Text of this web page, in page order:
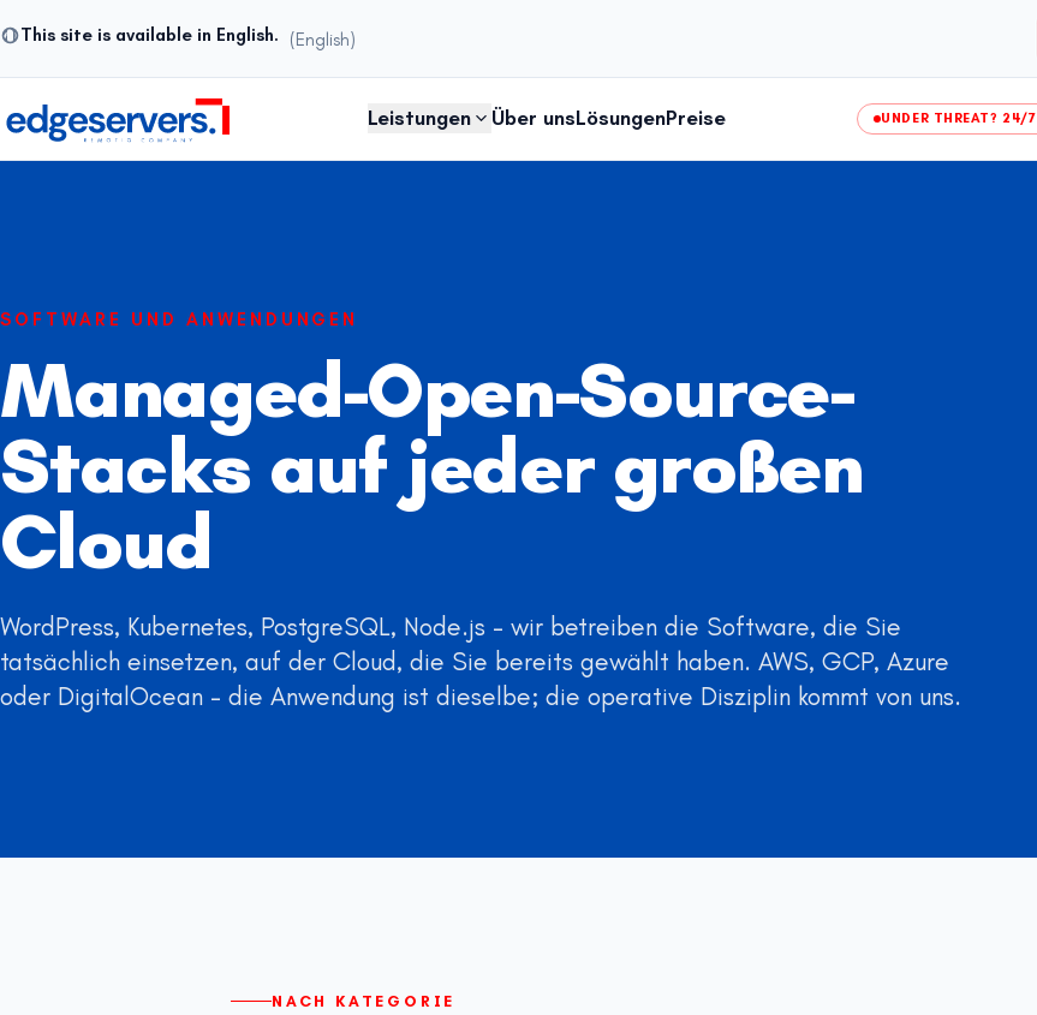
This site is available in English. (English)
Leistungen
Über unsLösungenPreise UNDER THREAT? 24/7
SOFTWARE UND ANWENDUNGEN
Managed-Open-Source-
Stacks auf jeder großen
Cloud
WordPress, Kubernetes, PostgreSQL, Node.js – wir betreiben die Software, die Sie
tatsächlich einsetzen, auf der Cloud, die Sie bereits gewählt haben. AWS, GCP, Azure
oder DigitalOcean – die Anwendung ist dieselbe; die operative Disziplin kommt von uns.
NACH KATEGORIE